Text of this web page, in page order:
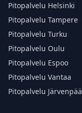
Pitopalvelu Helsinki
Pitopalvelu Tampere
Pitopalvelu Turku
Pitopalvelu Oulu
Pitopalvelu Espoo
Pitopalvelu Vantaa
Pitopalvelu Järvenpää